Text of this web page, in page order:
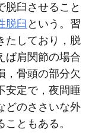
脱臼させること
脱臼 という。習
たしており，脱
ば肩関節の場合
，骨頭の部分欠
安定で，夜間睡
どのささいな外
ともある。